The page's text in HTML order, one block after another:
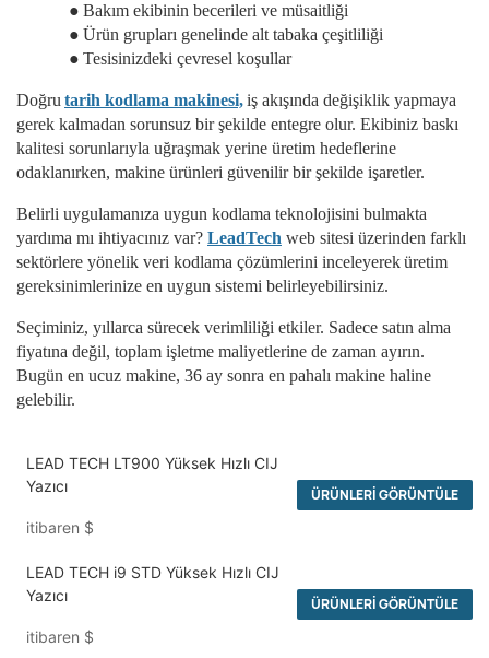
● Bakım ekibinin becerileri ve müsaitliği
● Ürün grupları genelinde alt tabaka çeşitliliği
● Tesisinizdeki çevresel koşullar
Doğru tarih kodlama makinesi,iş akışında değişiklik yapmaya
gerek kalmadan sorunsuz bir şekilde entegre olur. Ekibiniz baskı
kalitesi sorunlarıyla uğraşmak yerine üretim hedeflerine
odaklanırken, makine ürünleri güvenilir bir şekilde işaretler.
Belirli uygulamanıza uygun kodlama teknolojisini bulmakta
yardıma mı ihtiyacınız var? LeadTech web sitesi üzerinden farklı
sektörlere yönelik veri kodlama çözümlerini inceleyereküretim
gereksinimlerinize en uygun sistemi belirleyebilirsiniz.
Seçiminiz, yıllarca sürecek verimliliği etkiler. Sadece satın alma
fiyatına değil, toplam işletme maliyetlerine de zaman ayırın.
Bugün en ucuz makine, 36 ay sonra en pahalı makine haline
gelebilir.
LEAD TECH LT900 Yüksek Hızlı CIJ
Yazıcı
itibaren $
ÜRÜNLERI GÖRÜNTÜLE
LEAD TECH i9 STD Yüksek Hızlı CIJ
Yazıcı
itibaren $
ÜRÜNLERI GÖRÜNTÜLE